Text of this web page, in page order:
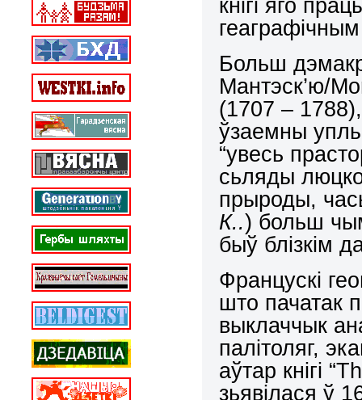
Больш
Мантэск’ю/
(1707 – 1788),
ўзаемны
“увесь
сьляды
прыроды,
К..) больш
быў блізкім
Францускі
што пачатак
выклаччык
палітоляг,
аўтар кнігі “
зьявілася ў